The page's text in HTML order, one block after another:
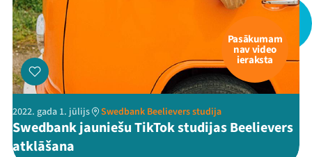
Veikals
Kontakti
Pasākumam
nav video
ieraksta
2022. gada 1. jūlijs Swedbank Beelievers studija
Swedbank jauniešu TikTok studijas Beelievers
atklāšana